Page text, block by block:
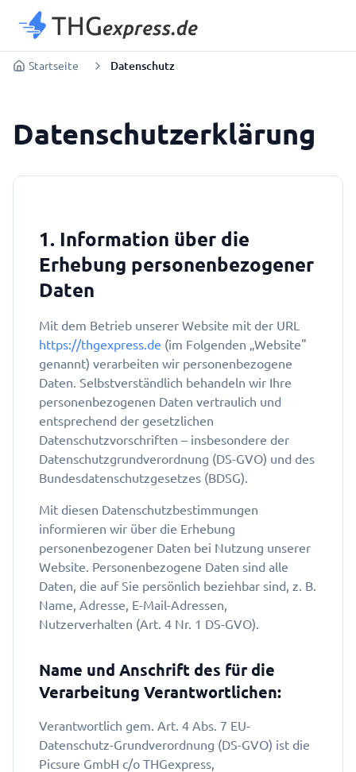
Startseite Datenschutz
Datenschutz­erklärung
1. Information über die
Erhebung personenbezogener
Daten
Mit dem Betrieb unserer Website mit der URL
https://thgexpress.de (im Folgenden „Website"
genannt) verarbeiten wir personenbezogene
Daten. Selbstverständlich behandeln wir Ihre
personenbezogenen Daten vertraulich und
entsprechend der gesetzlichen
Datenschutzvorschriften – insbesondere der
Datenschutzgrundverordnung (DS-GVO) und des
Bundesdatenschutzgesetzes (BDSG).
Mit diesen Datenschutzbestimmungen
informieren wir über die Erhebung
personenbezogener Daten bei Nutzung unserer
Website. Personenbezogene Daten sind alle
Daten, die auf Sie persönlich beziehbar sind, z. B.
Name, Adresse, E-Mail-Adressen,
Nutzerverhalten (Art. 4 Nr. 1 DS-GVO).
Name und Anschrift des für die
Verarbeitung Verantwortlichen:
Verantwortlich gem. Art. 4 Abs. 7 EU-
Datenschutz-Grundverordnung (DS-GVO) ist die
Picsure GmbH c/o THGexpress,